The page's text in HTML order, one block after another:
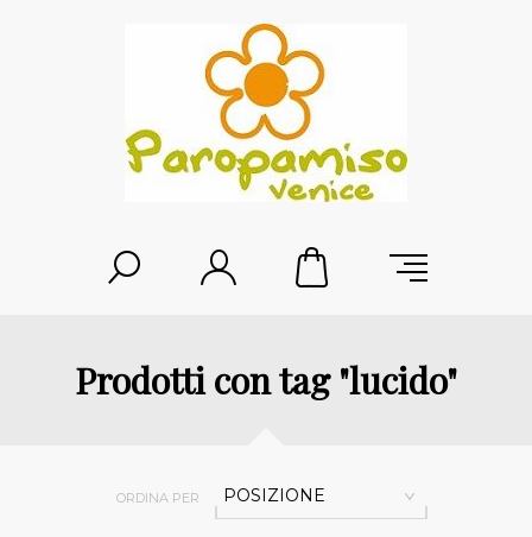
Prodotti con tag "lucido"
ORDINA PER POSIZIONE